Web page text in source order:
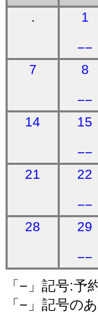
. 1
−−
7
8
−−
14
15
−−
21
22
−−
28
29
−−
「−」記号:
「−」記号の